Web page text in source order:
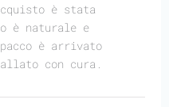
è stata
è naturale e
è arrivato
con cura.